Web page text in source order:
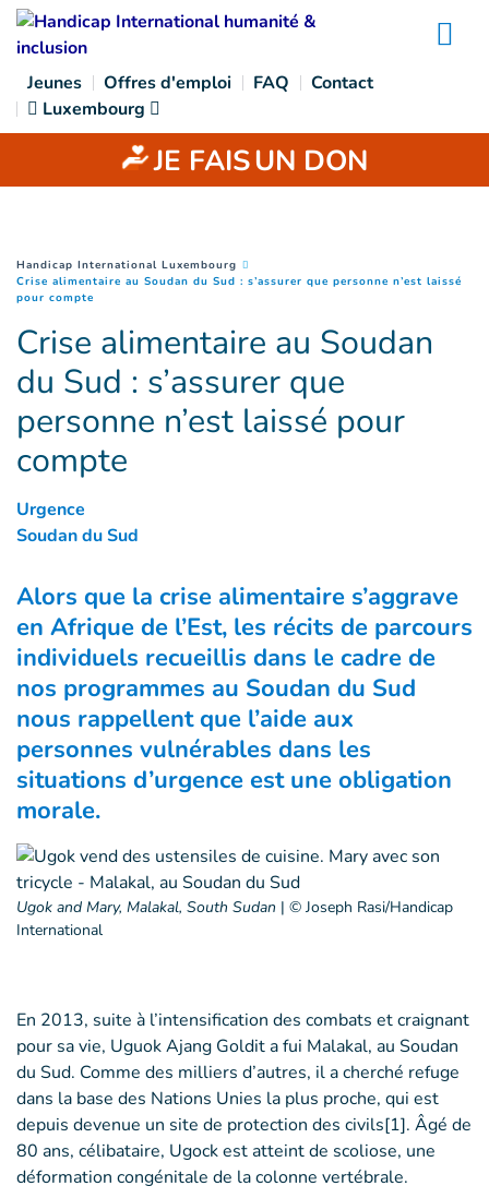
Goto main content
Jeunes Offres d'emploi FAQ
Contact
Luxembourg
JE FAISUN DON
You are here :
Handicap International Luxembourg
Crise alimentaire au Soudan du Sud : s’assurer que personne n’est laissé
pour compte
Crise alimentaire au Soudan
du Sud : s’assurer que
personne n’est laissé pour
compte
Urgence
Soudan du Sud
Alors que la crise alimentaire s’aggrave
en Afrique de l’Est, les récits de parcours
individuels recueillis dans le cadre de
nos programmes au Soudan du Sud
nous rappellent que l’aide aux
personnes vulnérables dans les
situations d’urgence est une obligation
morale.
Ugok and Mary, Malakal, South Sudan | © Joseph Rasi/Handicap
International
En 2013, suite à l’intensification des combats et craignant
pour sa vie, Uguok Ajang Goldit a fui Malakal, au Soudan
du Sud. Comme des milliers d’autres, il a cherché refuge
dans la base des Nations Unies la plus proche, qui est
depuis devenue un site de protection des civils[1]. Âgé de
80 ans, célibataire, Ugock est atteint de scoliose, une
déformation congénitale de la colonne vertébrale.